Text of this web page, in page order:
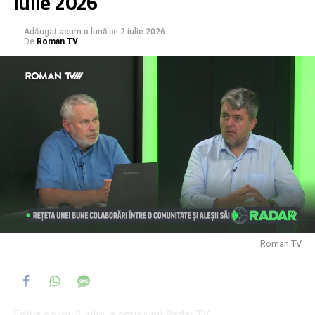
Adăugat acum o lună pe 2 iulie 2026
De Roman TV
Roman TV